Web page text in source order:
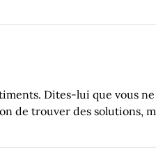
Dites-lui que vous ne
de trouver des solutions,